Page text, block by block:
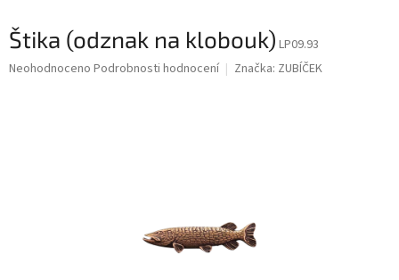
Štika (odznak na klobouk) LP09.93
Průměrné
Neohodnoceno Podrobnosti hodnocení Značka: ZUBÍČEK